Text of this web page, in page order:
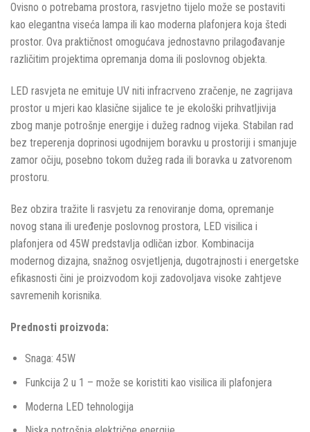
Ovisno o potrebama prostora, rasvjetno tijelo može se postaviti
kao elegantna viseća lampa ili kao moderna plafonjera koja štedi
prostor. Ova praktičnost omogućava jednostavno prilagođavanje
različitim projektima opremanja doma ili poslovnog objekta.
LED rasvjeta ne emituje UV niti infracrveno zračenje, ne zagrijava
prostor u mjeri kao klasične sijalice te je ekološki prihvatljivija
zbog manje potrošnje energije i dužeg radnog vijeka. Stabilan rad
bez treperenja doprinosi ugodnijem boravku u prostoriji i smanjuje
zamor očiju, posebno tokom dužeg rada ili boravka u zatvorenom
prostoru.
Bez obzira tražite li rasvjetu za renoviranje doma, opremanje
novog stana ili uređenje poslovnog prostora, LED visilica i
plafonjera od 45W predstavlja odličan izbor. Kombinacija
modernog dizajna, snažnog osvjetljenja, dugotrajnosti i energetske
efikasnosti čini je proizvodom koji zadovoljava visoke zahtjeve
savremenih korisnika.
Prednosti proizvoda:
Snaga: 45W
Funkcija 2 u 1 – može se koristiti kao visilica ili plafonjera
Moderna LED tehnologija